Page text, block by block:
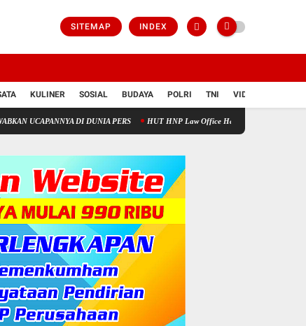
SITEMAP INDEX
KULINER SOSIAL BUDAYA POLRI TNI VIDIO
DI DUNIA PERS HUT HNP Law Office Hadirkan Pengobatan Gratis untuk